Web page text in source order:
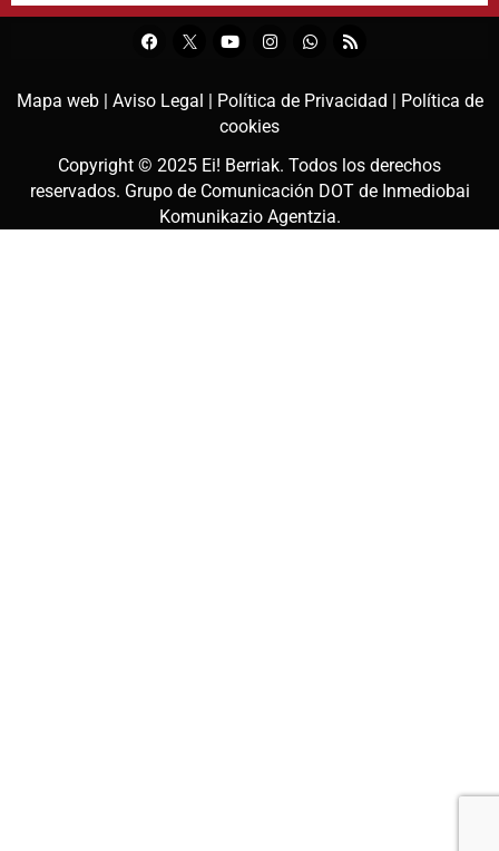
Mapa web | Aviso Legal | Política de Privacidad |
Política de
cookies
Copyright © 2025 Ei! Berriak. Todos los derechos
reservados. Grupo de Comunicación DOT de Inmediobai
Komunikazio Agentzia.